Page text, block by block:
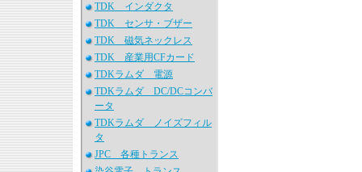
TDK インダクタ
TDK センサ・ブザー
TDK 磁気ネックレス
TDK 産業用CFカード
TDKラムダ 電源
TDKラムダ DC/DCコンバ
ータ
TDKラムダ ノイズフィル
タ
JPC 各種トランス